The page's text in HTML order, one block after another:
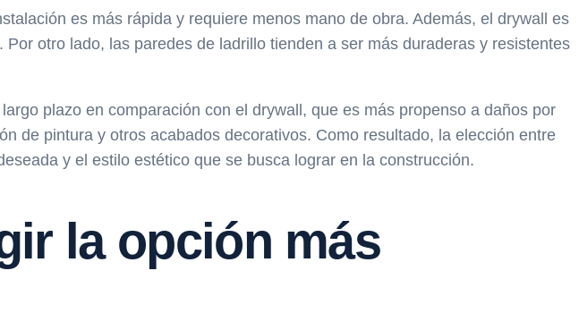
es más rápida y requiere menos mano de obra. Además, el drywall es
otro lado, las paredes de ladrillo tienden a ser más duraderas y resistentes
plazo en comparación con el drywall, que es más propenso a daños por
de pintura y otros acabados decorativos. Como resultado, la elección entre
y el estilo estético que se busca lograr en la construcción.
la opción más